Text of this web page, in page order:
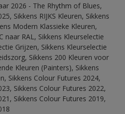
2026 - The Rhythm of Blues,
Sikkens RIJKS Kleuren, Sikkens
Modern Klassieke Kleuren,
naar RAL, Sikkens Kleurselectie
Grijzen, Sikkens Kleurselectie
Sikkens 200 Kleuren voor
Kleuren (Painters), Sikkens
Sikkens Colour Futures 2024,
Sikkens Colour Futures 2022,
Sikkens Colour Futures 2019,